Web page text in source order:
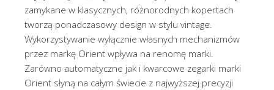
zamykane w klasycznych, różnorodnych kopertach
tworzą ponadczasowy design w stylu vintage.
Wykorzystywanie wyłącznie własnych mechanizmów
przez markę Orient wpływa na renomę marki.
Zarówno automatyczne jak i kwarcowe zegarki marki
Orient słyną na całym świecie z najwyższej precyzji